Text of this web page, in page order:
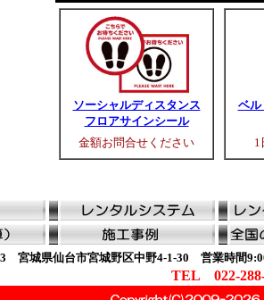
ソーシャルディスタンス
フロアサインシール
金額お問合せください
ベル
1
宮城県仙台市宮城野区中野4-1-30 営業時間
TEL 022-